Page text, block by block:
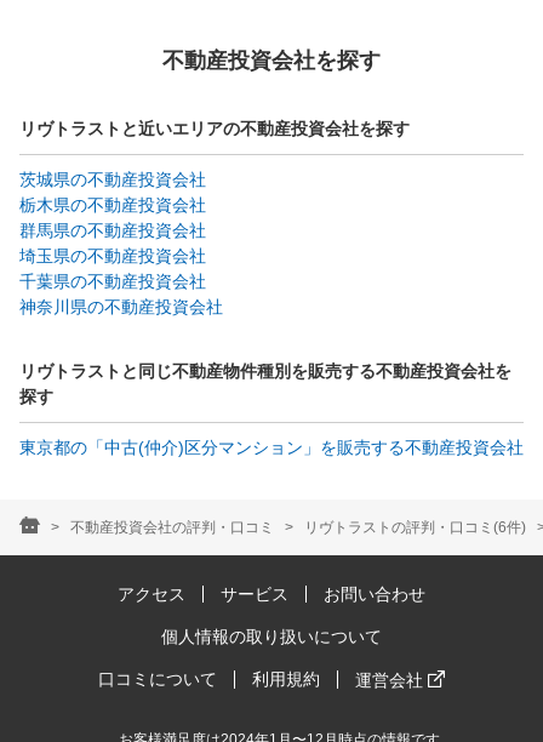
不動産投資会社を探す
リヴトラストと近いエリアの不動産投資会社を探す
茨城県の不動産投資会社
栃木県の不動産投資会社
群馬県の不動産投資会社
埼玉県の不動産投資会社
千葉県の不動産投資会社
神奈川県の不動産投資会社
リヴトラストと同じ不動産物件種別を販売する不動産投資会社を
探す
東京都の「中古(仲介)区分マンション」を販売する不動産投資会社
不動産投資会社の評判・口コミ リヴトラストの評判・口コミ(6件)
アクセス サービス お問い合わせ
個人情報の取り扱いについて
口コミについて 利用規約 運営会社